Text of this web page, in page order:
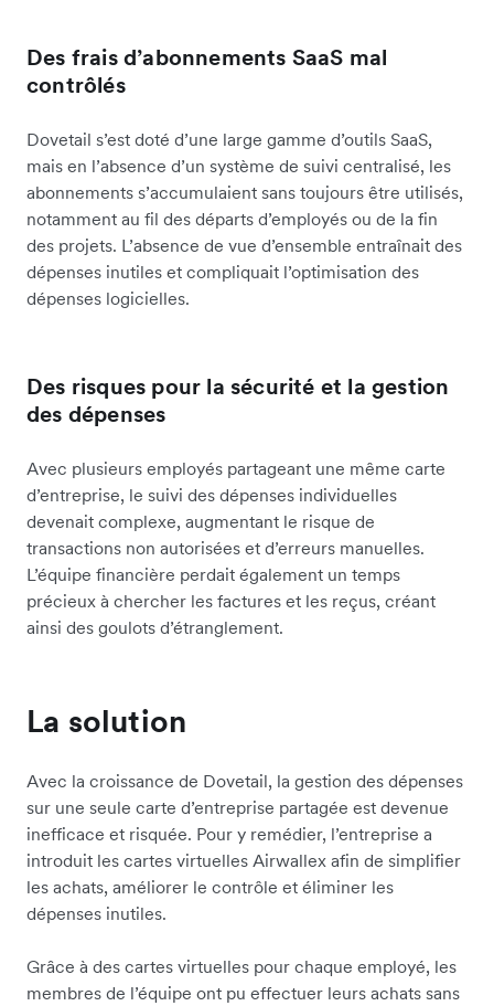
Des frais d’abonnements SaaS mal
contrôlés
Dovetail s’est doté d’une large gamme d’outils SaaS,
mais en l’absence d’un système de suivi centralisé, les
abonnements s’accumulaient sans toujours être utilisés,
notamment au fil des départs d’employés ou de la fin
des projets. L’absence de vue d’ensemble entraînait des
dépenses inutiles et compliquait l’optimisation des
dépenses logicielles.
Des risques pour la sécurité et la gestion
des dépenses
Avec plusieurs employés partageant une même carte
d’entreprise, le suivi des dépenses individuelles
devenait complexe, augmentant le risque de
transactions non autorisées et d’erreurs manuelles.
L’équipe financière perdait également un temps
précieux à chercher les factures et les reçus, créant
ainsi des goulots d’étranglement.
La solution
Avec la croissance de Dovetail, la gestion des dépenses
sur une seule carte d’entreprise partagée est devenue
inefficace et risquée. Pour y remédier, l’entreprise a
introduit les cartes virtuelles Airwallex afin de simplifier
les achats, améliorer le contrôle et éliminer les
dépenses inutiles.
Grâce à des cartes virtuelles pour chaque employé, les
membres de l’équipe ont pu effectuer leurs achats sans